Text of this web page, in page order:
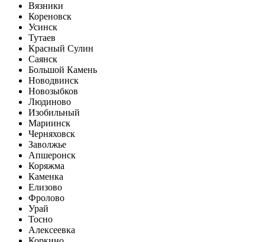
Вязники
Кореновск
Усинск
Тутаев
Красный Сулин
Саянск
Большой Камень
Новодвинск
Новозыбков
Людиново
Изобильный
Мариинск
Черняховск
Заволжье
Апшеронск
Коряжма
Каменка
Елизово
Фролово
Урай
Тосно
Алексеевка